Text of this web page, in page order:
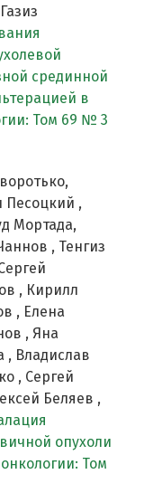
срединной
в
Том 69 № 3
Песоцкий ,
Мортада,
, Тенгиз
, Кирилл
, Елена
, Яна
, Владислав
, Сергей
Беляев ,
опухоли
Том